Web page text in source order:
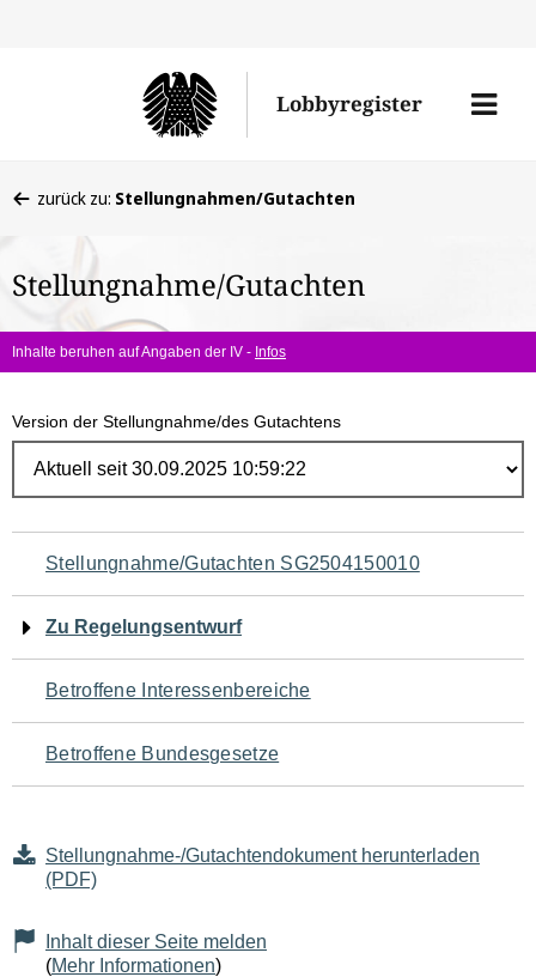
Lobbyregister
Menü
befinden
hier:
zurück zu: Stellungnahmen/Gutachten
Stellungnahme/Gutachten
Inhalte beruhen auf Angaben der IV - Infos
Version der Stellungnahme/des Gutachtens
Navigation
für
den
Seiteninhalt
Stellungnahme/Gutachten SG2504150010
Zu Regelungsentwurf
Betroffene Interessenbereiche
Betroffene Bundesgesetze
Stellungnahme-/Gutachtendokument herunterladen
(PDF)
Inhalt dieser Seite melden
(Mehr Informationen)